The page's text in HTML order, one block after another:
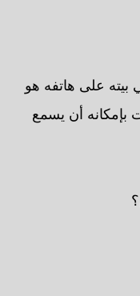
على هاتفه هو
بإمكانه أن يسمع